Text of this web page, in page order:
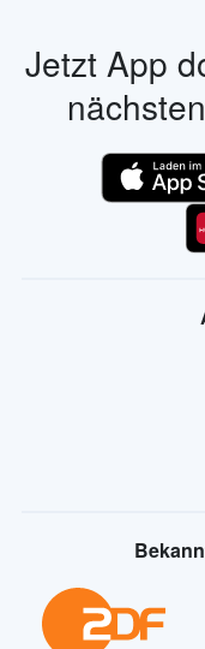
Jetzt App
nächsten